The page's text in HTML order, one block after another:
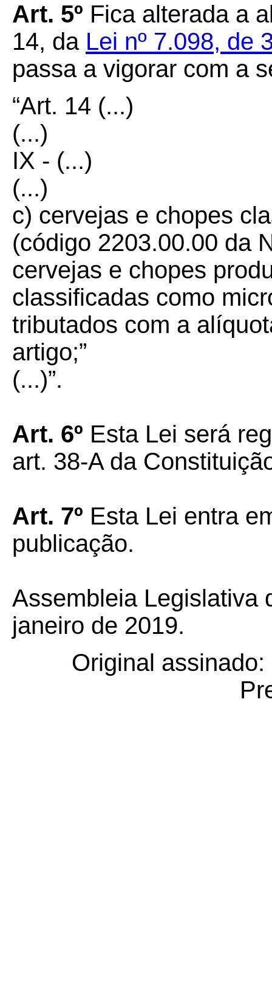
Art. 5º Fica alterada a
14, da Lei nº 7.098, de
passa a vigorar com a
“Art. 14 (...)
(...)
IX - (...)
(...)
c) cervejas e chopes
(código 2203.00.00 da
cervejas e chopes
classificadas como
tributados com a
artigo;”
(...)”.
Art. 6º Esta Lei será
art. 38-A da
Art. 7º Esta Lei entra
publicação.
Assembleia Legislativa
janeiro de 2019.
Original